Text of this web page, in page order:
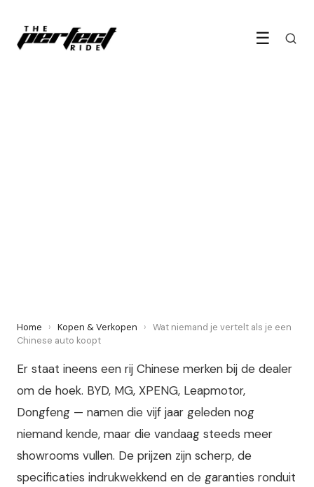
☰
Home › Kopen & Verkopen › Wat niemand je vertelt als je een
Chinese auto koopt
Er staat ineens een rij Chinese merken bij de dealer
om de hoek. BYD, MG, XPENG, Leapmotor,
Dongfeng — namen die vijf jaar geleden nog
niemand kende, maar die vandaag steeds meer
showrooms vullen. De prijzen zijn scherp, de
specificaties indrukwekkend en de garanties ronduit